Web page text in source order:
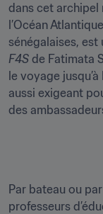
dans cet archipel
l’Océan
F4S de Fatimata
le voyage
aussi exigeant
des
Par bateau ou
professeurs